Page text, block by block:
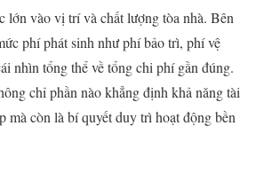
lớn vào vị trí và chất lượng tòa nhà. Bên
phí phát sinh như phí bảo trì, phí vệ
nhìn tổng thể về tổng chi phí gần đúng.
chỉ phần nào khẳng định khả năng tài
mà còn là bí quyết duy trì hoạt động bền